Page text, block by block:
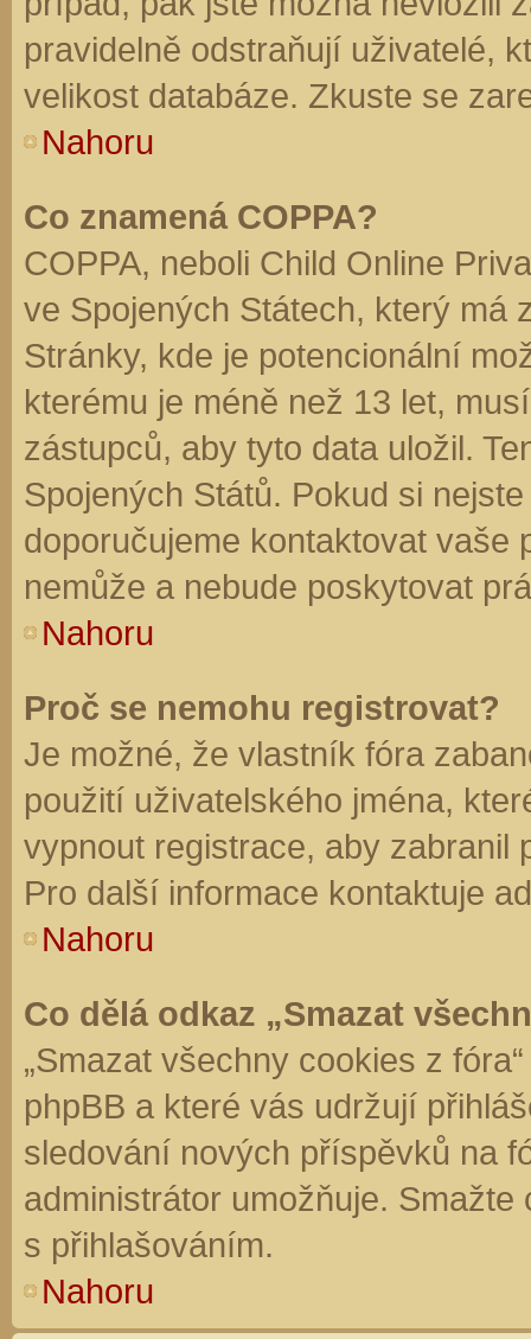
pravidelně odstraňují uživatelé,
velikost databáze. Zkuste se
Nahoru
Co znamená COPPA?
COPPA, neboli Child Online
ve Spojených Státech, který má
Stránky, kde je potencionální
kterému je méně než 13 let,
zástupců, aby tyto data uložil.
Spojených Států. Pokud si
doporučujeme kontaktovat vaše
nemůže a nebude poskytovat
Nahoru
Proč se nemohu registrovat?
Je možné, že vlastník fóra
použití uživatelského jména,
vypnout registrace, aby zabranil
Pro další informace kontaktuje
Nahoru
Co dělá odkaz „Smazat
„Smazat všechny cookies z
phpBB a které vás udržují
sledování nových příspěvků na
administrátor umožňuje.
s přihlašováním.
Nahoru